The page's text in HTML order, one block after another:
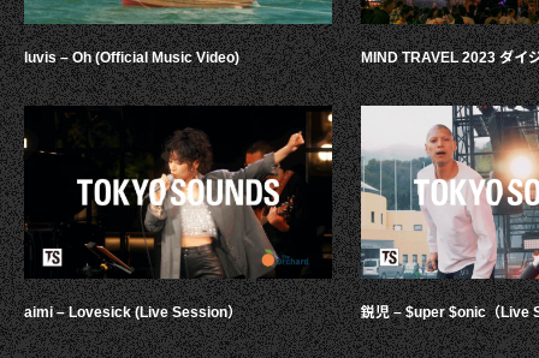
luvis – Oh (Official Music Video)
aimi – Lovesick (Live Session）
MIND TRAVEL 2023 ダイ
鋭児 – $uper $onic（Live